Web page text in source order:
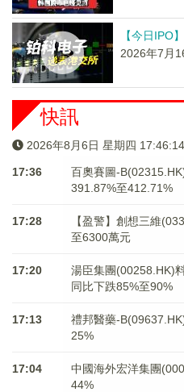
【今日IPO
2026年7月
快訊
2026年8月6日 星期四 17:46:14
17:36
百奧賽圖-
391.87%至412.71%
17:28
【盈警】創想三維
至6300萬元
17:20
湯臣集團(00258.HK)
同比下跌85%至90%
17:13
禮邦醫藥-
25%
17:04
中國海外宏洋集團
44%